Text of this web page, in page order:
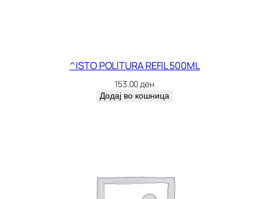
^ISTO POLITURA REFIL 500ML
153.00ден
Додај во кошница